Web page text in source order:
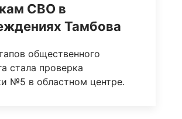
СВО в
Тамбова
общественного
стала проверка
№5 в областном центре.